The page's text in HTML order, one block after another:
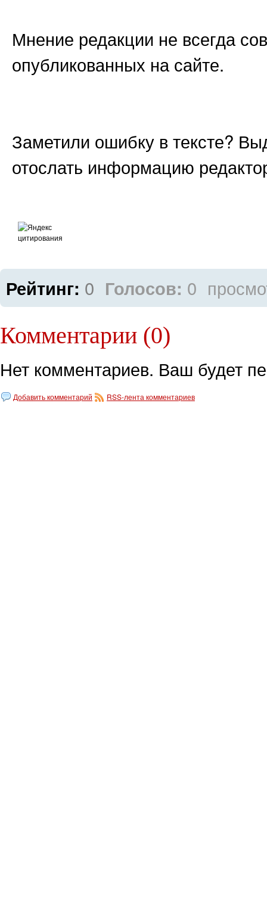
Мнение редакции не всегда
опубликованных на сайте.
Заметили ошибку в тексте?
отослать информацию
Рейтинг: 0 Голосов: 0
Комментарии (0)
Нет комментариев. Ваш будет
Добавить комментарий RSS-лента комментариев